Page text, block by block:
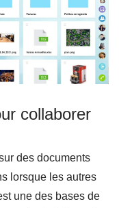
collaborer
des documents
lorsque les autres
une des bases de